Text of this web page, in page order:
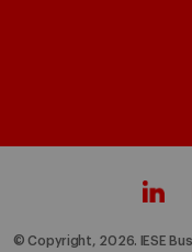
© Copyright, 2026. IESE